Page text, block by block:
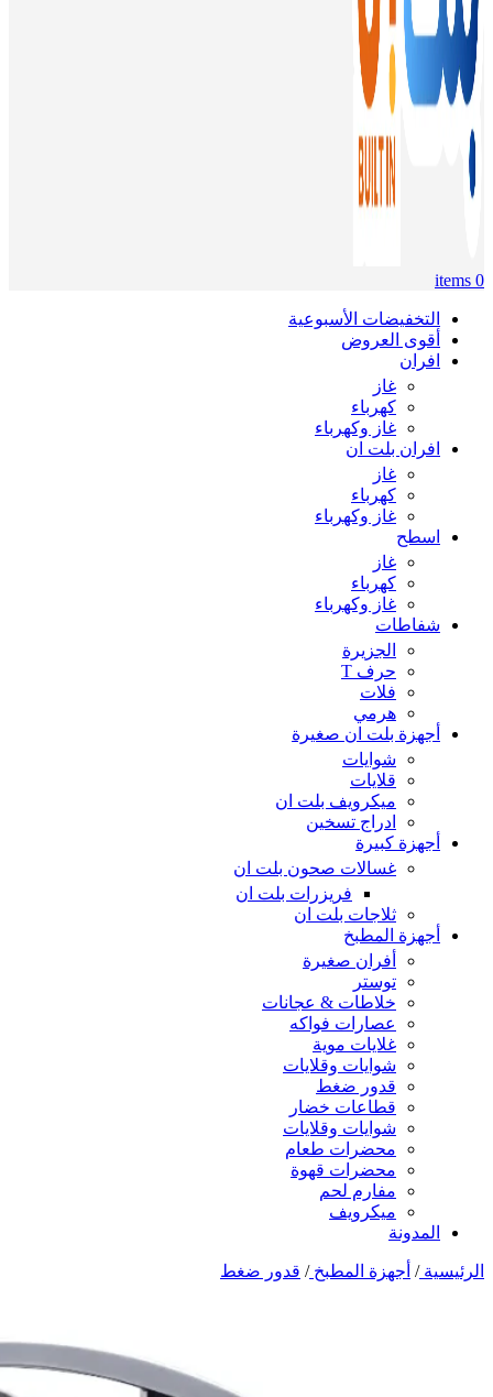
0
items
التخفيضات الأسبوعية
أقوى العروض
افران
غاز
كهرباء
غاز وكهرباء
افران بلت ان
غاز
كهرباء
غاز وكهرباء
اسطح
غاز
كهرباء
غاز وكهرباء
شفاطات
الجزيرة
حرف T
فلات
هرمي
أجهزة بلت ان صغيرة
شوايات
قلايات
ميكرويف بلت ان
ادراج تسخين
أجهزة كبيرة
غسالات صحون بلت ان
فريزرات بلت ان
ثلاجات بلت ان
أجهزة المطبخ
أفران صغيرة
توستر
خلاطات & عجانات
عصارات فواكه
غلايات موية
شوايات وقلايات
قدور ضغط
قطاعات خضار
شوايات وقلايات
محضرات طعام
محضرات قهوة
مفارم لحم
ميكرويف
المدونة
الرئيسية/ أجهزة المطبخ/ قدور ضغط